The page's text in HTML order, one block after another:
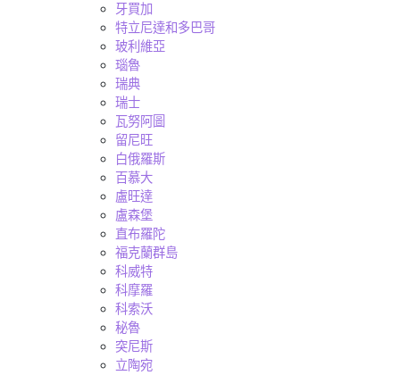
牙買加
特立尼達和多巴哥
玻利維亞
瑙魯
瑞典
瑞士
瓦努阿圖
留尼旺
白俄羅斯
百慕大
盧旺達
盧森堡
直布羅陀
福克蘭群島
科威特
科摩羅
科索沃
秘魯
突尼斯
立陶宛